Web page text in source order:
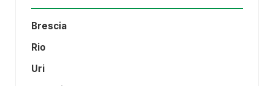
Brescia
Rio
Uri